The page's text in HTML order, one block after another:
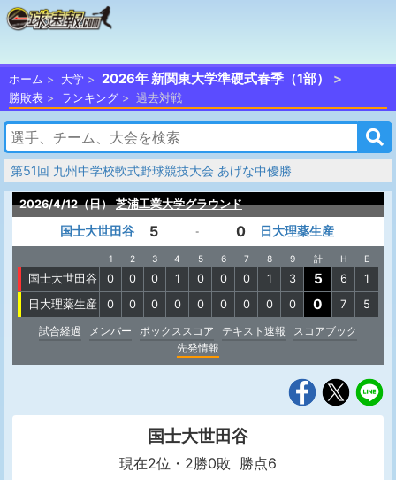
ホーム 大学 2026年 新関東大学準硬式春季（1部）
勝敗表 ランキング 過去対戦
第51回 九州中学校軟式野球競技大会 あげな中優勝
2026/4/12（日） 芝浦工業大学グラウンド
国士大世田谷 5 - 0 日大理薬生産
1 2 3 4 5 6 7 8 9 計 H E
国士大世田谷 0 0 0 1 0 0 0 1 3 5 6
1
日大理薬生産
0 0 0 0 0 0 0 0 0 0 7
5
試合経過
メンバー ボックススコア テキスト速報
スコアブック
先発情報
国士大世田谷
現在2位・2勝0敗 勝点6